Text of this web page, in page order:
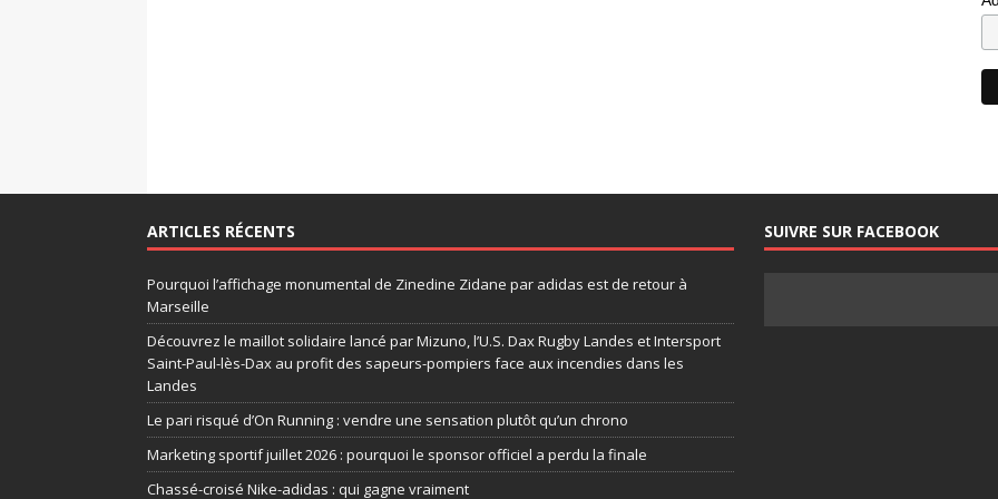
ARTICLES RÉCENTS
Pourquoi l’affichage monumental de Zinedine Zidane par adidas est de retour à
Marseille
Découvrez le maillot solidaire lancé par Mizuno, l’U.S. Dax Rugby Landes et Intersport
Saint-Paul-lès-Dax au profit des sapeurs-pompiers face aux incendies dans les
Landes
Le pari risqué d’On Running : vendre une sensation plutôt qu’un chrono
Marketing sportif juillet 2026 : pourquoi le sponsor officiel a perdu la finale
Chassé-croisé Nike-adidas : qui gagne vraiment
SUIVRE SUR FACEBOOK